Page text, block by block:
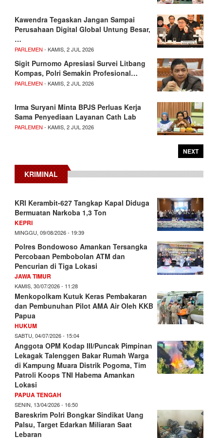
Kawendra Tegaskan Jangan Sampai
Perusahaan Digital Global Untung Besar,
…
PARLEMEN - KAMIS, 2 JUL 2026
Sigit Purnomo Apresiasi Survei Litbang
Kompas, Polri Semakin Profesional…
PARLEMEN - KAMIS, 2 JUL 2026
Irma Suryani Minta BPJS Perluas Kerja
Sama Penyediaan Layanan Cath Lab
PARLEMEN - KAMIS, 2 JUL 2026
NEXT
KRIMINAL
KRI Kerambit-627 Tangkap Kapal Diduga
Bermuatan Narkoba 1,3 Ton
KEPRI
MINGGU, 09/08/2026 - 19:39
Polres Bondowoso Amankan Tersangka
Percobaan Pembobolan ATM dan
Pencurian di Tiga Lokasi
JAWA TIMUR
KAMIS, 30/07/2026 - 11:28
Menkopolkam Kutuk Keras Pembakaran
dan Pembunuhan Pilot AMA Air Oleh KKB
Papua
HUKUM
SABTU, 04/07/2026 - 15:04
Anggota OPM Kodap III/Puncak Pimpinan
Lekagak Talenggen Bakar Rumah Warga
di Kampung Muara Distrik Pogoma, Tim
Patroli Koops TNI Habema Amankan
Lokasi
PAPUA TENGAH
SENIN, 13/04/2026 - 16:50
Bareskrim Polri Bongkar Sindikat Uang
Palsu, Target Edarkan Miliaran Saat
Lebaran